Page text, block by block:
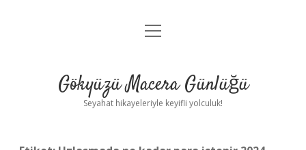
Anasayfa
Yasal Uyarı
menüyü
Gökyüzü Macera Günlüğü
Seyahat hikayeleriyle keyifli yolculuk!